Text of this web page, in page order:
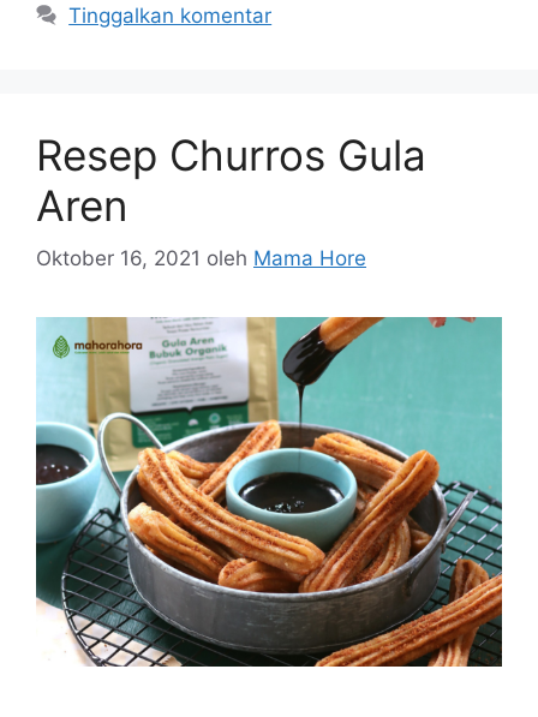
Tinggalkan komentar
Resep Churros Gula
Aren
Oktober 16, 2021 oleh Mama Hore